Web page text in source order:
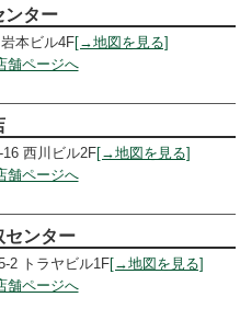
ンター
本ビル4F[→地図を見る]
舗ページへ
西川ビル2F[→地図を見る]
舗ページへ
センター
2 トラヤビル1F[→地図を見る]
舗ページへ